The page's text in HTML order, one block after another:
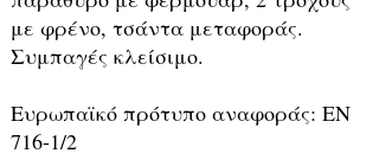
με φρένο, τσάντα μεταφοράς.
Συμπαγές κλείσιμο.
Ευρωπαϊκό πρότυπο αναφοράς: EN
716-1/2